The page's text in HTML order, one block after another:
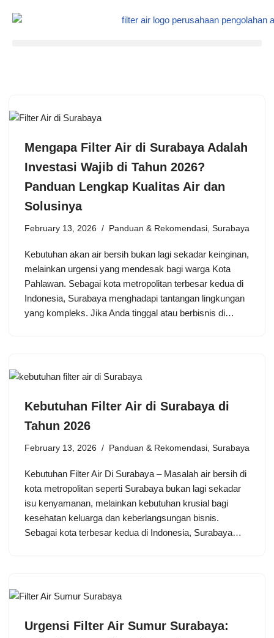
Mengapa Filter Air di Surabaya Adalah
Investasi Wajib di Tahun 2026?
Panduan Lengkap Kualitas Air dan
Solusinya
February 13, 2026 Panduan & Rekomendasi, Surabaya
Kebutuhan akan air bersih bukan lagi sekadar keinginan,
melainkan urgensi yang mendesak bagi warga Kota
Pahlawan. Sebagai kota metropolitan terbesar kedua di
Indonesia, Surabaya menghadapi tantangan lingkungan
yang kompleks. Jika Anda tinggal atau berbisnis di…
Kebutuhan Filter Air di Surabaya di
Tahun 2026
February 13, 2026 Panduan & Rekomendasi, Surabaya
Kebutuhan Filter Air Di Surabaya – Masalah air bersih di
kota metropolitan seperti Surabaya bukan lagi sekadar
isu kenyamanan, melainkan kebutuhan krusial bagi
kesehatan keluarga dan keberlangsungan bisnis.
Sebagai kota terbesar kedua di Indonesia, Surabaya…
Urgensi Filter Air Sumur Surabaya: